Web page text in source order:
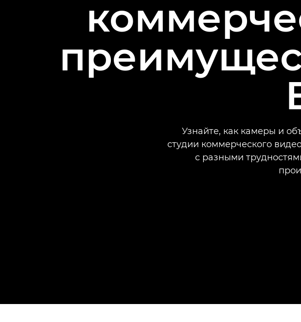
Узнайте, как камеры и
студии коммерческого
с разными